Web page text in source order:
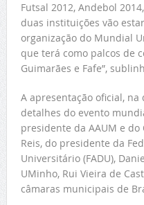
Futsal 2012, Andebol
duas instituições vão
organização do Mundial
que terá como palcos de
Guimarães e Fafe”,
A apresentação oficial, na
detalhes do evento
presidente da AAUM e
Reis, do presidente da
Universitário (FADU),
UMinho, Rui Vieira de
câmaras municipais de